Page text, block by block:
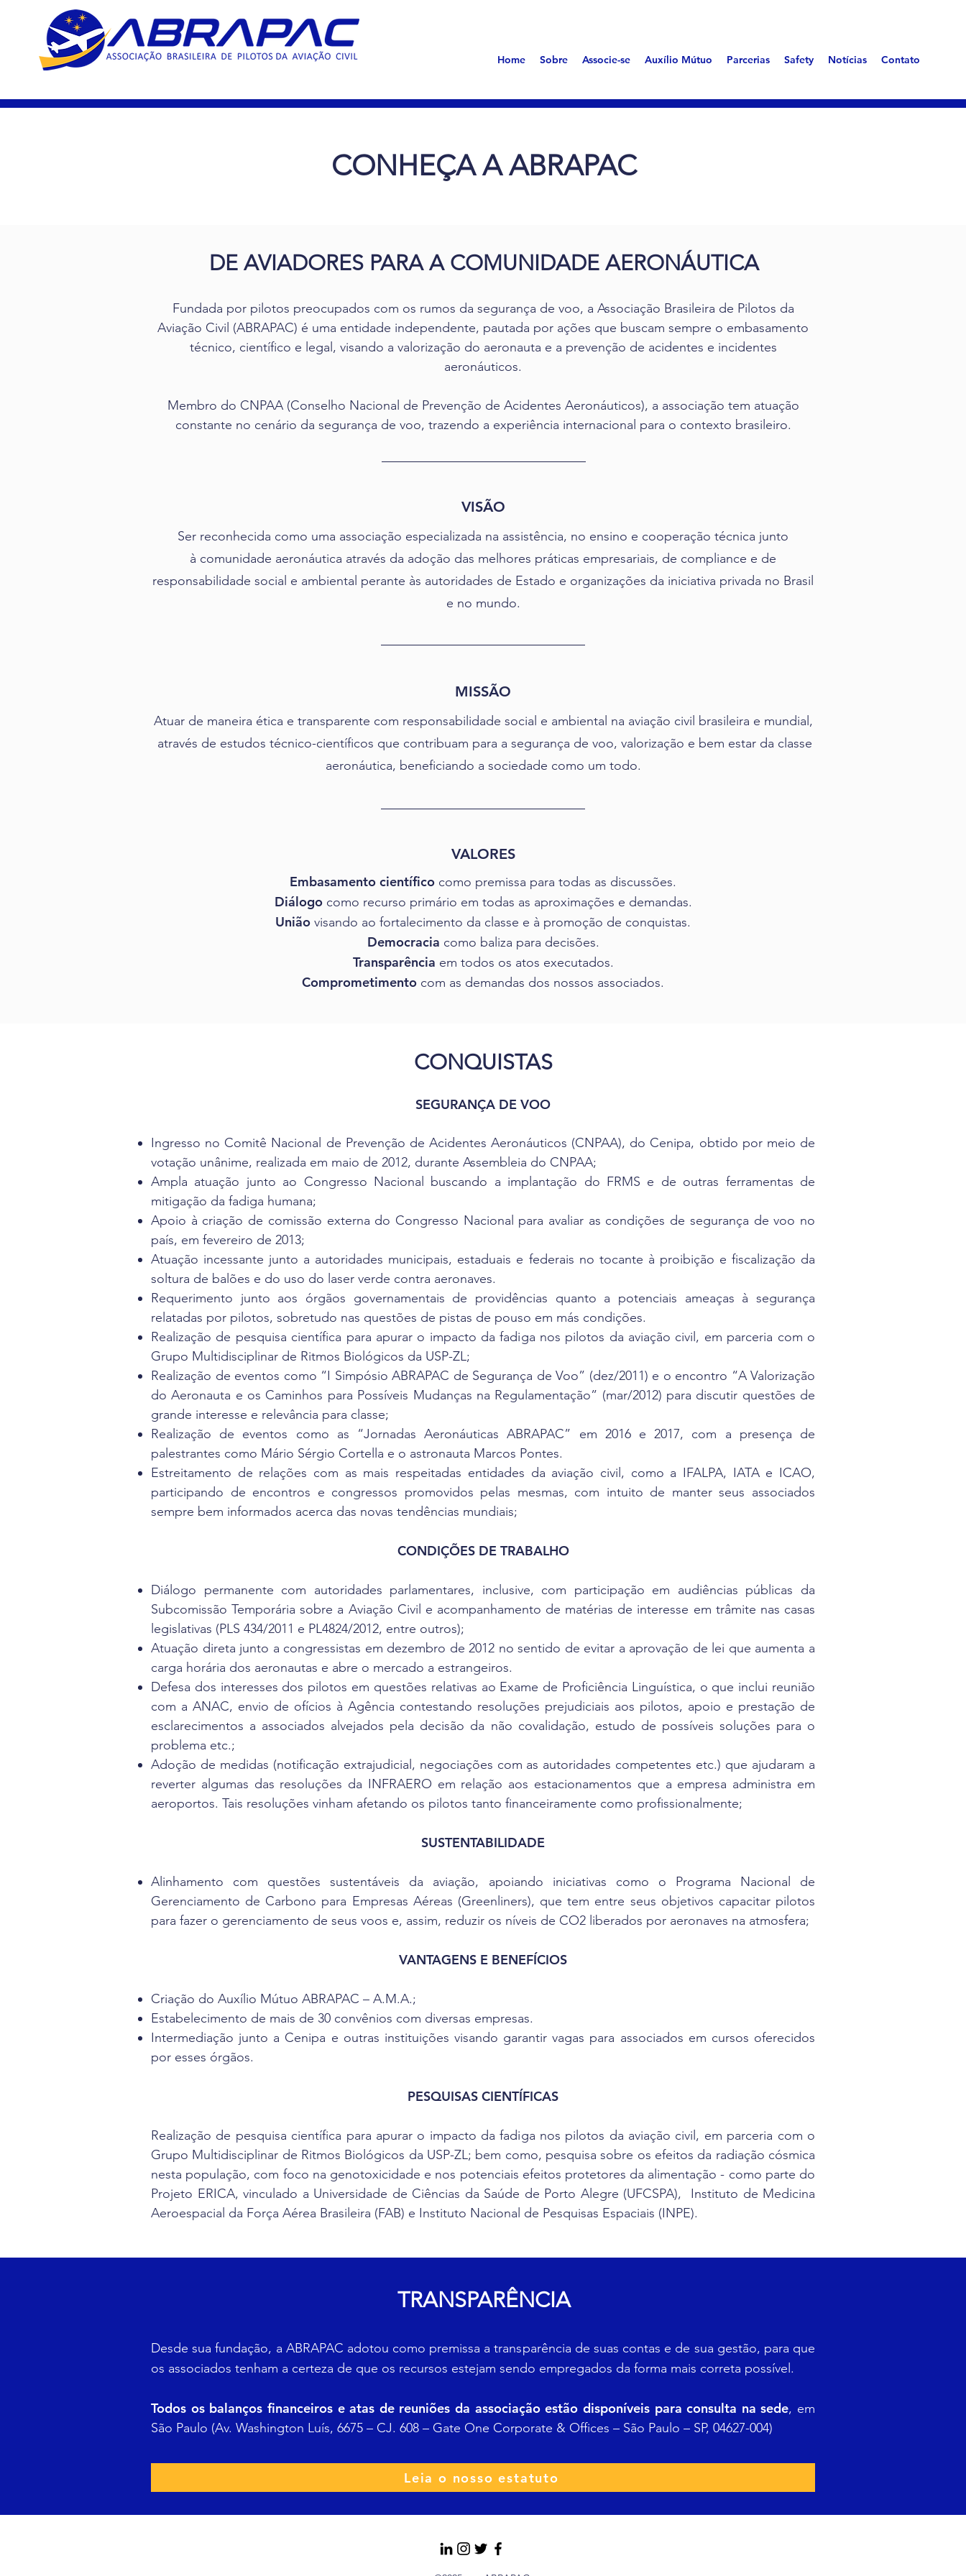
15 Anos Home Sobre Associe-se Auxílio Mútuo Parcerias Safety Notícias Contato
CONHEÇA A ABRAPAC
DE AVIADORES PARA A COMUNIDADE AERONÁUTICA
Fundada por pilotos preocupados com os rumos da segurança de voo, a Associação Brasileira de Pilotos da
Aviação Civil (ABRAPAC) é uma entidade independente, pautada por ações que buscam sempre o embasamento
técnico, científico e legal, visando a valorização do aeronauta e a prevenção de acidentes e incidentes
aeronáuticos.
Membro do CNPAA (Conselho Nacional de Prevenção de Acidentes Aeronáuticos), a associação tem atuação
constante no cenário da segurança de voo, trazendo a experiência internacional para o contexto brasileiro.
VISÃO
Ser reconhecida como uma associação especializada na assistência, no ensino e cooperação técnica junto
à comunidade aeronáutica através da adoção das melhores práticas empresariais, de compliance e de
responsabilidade social e ambiental perante às autoridades de Estado e organizações da iniciativa privada no Brasil
e no mundo.
MISSÃO
Atuar de maneira ética e transparente com responsabilidade social e ambiental na aviação civil brasileira e mundial,
através de estudos técnico-científicos que contribuam para a segurança de voo, valorização e bem estar da classe
aeronáutica, beneficiando a sociedade como um todo.
VALORES
Embasamento científico como premissa para todas as discussões.
Diálogocomo recurso primário em todas as aproximações e demandas.
União visando ao fortalecimento da classe e à promoção de conquistas.
Democracia como baliza para decisões.
Transparência em todos os atos executados.
Comprometimento com as demandas dos nossos associados.
CONQUISTAS
SEGURANÇA DE VOO
Ingresso no Comitê Nacional de Prevenção de Acidentes Aeronáuticos (CNPAA), do Cenipa, obtido por meio de
votação unânime, realizada em maio de 2012, durante Assembleia do CNPAA;
Ampla atuação junto ao Congresso Nacional buscando a implantação do FRMS e de outras ferramentas de
mitigação da fadiga humana;
Apoio à criação de comissão externa do Congresso Nacional para avaliar as condições de segurança de voo no
país, em fevereiro de 2013;
Atuação incessante junto a autoridades municipais, estaduais e federais no tocante à proibição e fiscalização da
soltura de balões e do uso do laser verde contra aeronaves.
Requerimento junto aos órgãos governamentais de providências quanto a potenciais ameaças à segurança
relatadas por pilotos, sobretudo nas questões de pistas de pouso em más condições.
Realização de pesquisa científica para apurar o impacto da fadiga nos pilotos da aviação civil, em parceria com o
Grupo Multidisciplinar de Ritmos Biológicos da USP-ZL;
Realização de eventos como “I Simpósio ABRAPAC de Segurança de Voo” (dez/2011) e o encontro “A Valorização
do Aeronauta e os Caminhos para Possíveis Mudanças na Regulamentação” (mar/2012) para discutir questões de
grande interesse e relevância para classe;
Realização de eventos como as “Jornadas Aeronáuticas ABRAPAC” em 2016 e 2017, com a presença de
palestrantes como Mário Sérgio Cortella e o astronauta Marcos Pontes.
Estreitamento de relações com as mais respeitadas entidades da aviação civil, como a IFALPA, IATA e ICAO,
participando de encontros e congressos promovidos pelas mesmas, com intuito de manter seus associados
sempre bem informados acerca das novas tendências mundiais;
CONDIÇÕES DE TRABALHO
Diálogo permanente com autoridades parlamentares, inclusive, com participação em audiências públicas da
Subcomissão Temporária sobre a Aviação Civil e acompanhamento de matérias de interesse em trâmite nas casas
legislativas (PLS 434/2011 e PL4824/2012, entre outros);
Atuação direta junto a congressistas em dezembro de 2012 no sentido de evitar a aprovação de lei que aumenta a
carga horária dos aeronautas e abre o mercado a estrangeiros.
Defesa dos interesses dos pilotos em questões relativas ao Exame de Proficiência Linguística, o que inclui reunião
com a ANAC, envio de ofícios à Agência contestando resoluções prejudiciais aos pilotos, apoio e prestação de
esclarecimentos a associados alvejados pela decisão da não covalidação, estudo de possíveis soluções para o
problema etc.;
Adoção de medidas (notificação extrajudicial, negociações com as autoridades competentes etc.) que ajudaram a
reverter algumas das resoluções da INFRAERO em relação aos estacionamentos que a empresa administra em
aeroportos. Tais resoluções vinham afetando os pilotos tanto financeiramente como profissionalmente;
SUSTENTABILIDADE
Alinhamento com questões sustentáveis da aviação, apoiando iniciativas como o Programa Nacional de
Gerenciamento de Carbono para Empresas Aéreas (Greenliners), que tem entre seus objetivos capacitar pilotos
para fazer o gerenciamento de seus voos e, assim, reduzir os níveis de CO2 liberados por aeronaves na atmosfera;
VANTAGENS E BENEFÍCIOS
Criação do Auxílio Mútuo ABRAPAC – A.M.A.;
Estabelecimento de mais de 30 convênios com diversas empresas.
Intermediação junto a Cenipa e outras instituições visando garantir vagas para associados em cursos oferecidos
por esses órgãos.
PESQUISAS CIENTÍFICAS
Realização de pesquisa científica para apurar o impacto da fadiga nos pilotos da aviação civil, em parceria com o
Grupo Multidisciplinar de Ritmos Biológicos da USP-ZL; bem como, pesquisa sobre os efeitos da radiação cósmica
nesta população, com foco na genotoxicidade e nos potenciais efeitos protetores da alimentação - como parte do
Projeto ERICA, vinculado a Universidade de Ciências da Saúde de Porto Alegre (UFCSPA), Instituto de Medicina
Aeroespacial da Força Aérea Brasileira (FAB) e Instituto Nacional de Pesquisas Espaciais (INPE).
TRANSPARÊNCIA
Desde sua fundação, a ABRAPAC adotou como premissa a transparência de suas contas e de sua gestão, para que
os associados tenham a certeza de que os recursos estejam sendo empregados da forma mais correta possível.
Todos os balanços financeiros e atas de reuniões da associação estão disponíveis para consulta na sede, em
São Paulo (Av. Washington Luís, 6675 – CJ. 608 – Gate One Corporate & Offices – São Paulo – SP, 04627-004)
Leia o nosso estatuto